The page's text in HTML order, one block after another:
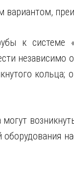
вариантом,
к системе
независимо
кольца;
оборудования